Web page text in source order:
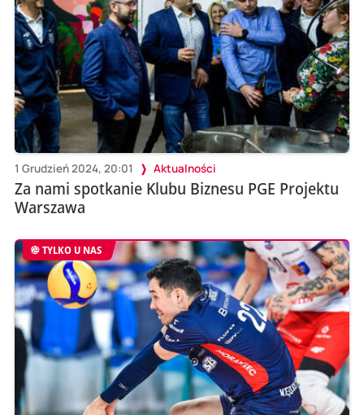
1 Grudzień 2024, 20:01 Aktualności
Za nami spotkanie Klubu Biznesu PGE Projektu
Warszawa
TYLKO U NAS